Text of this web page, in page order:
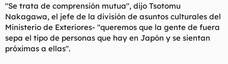
"Se trata de comprensión mutua", dijo Tsotomu
Nakagawa, el jefe de la división de asuntos culturales del
Ministerio de Exteriores- "queremos que la gente de fuera
sepa el tipo de personas que hay en Japón y se sientan
próximas a ellas".